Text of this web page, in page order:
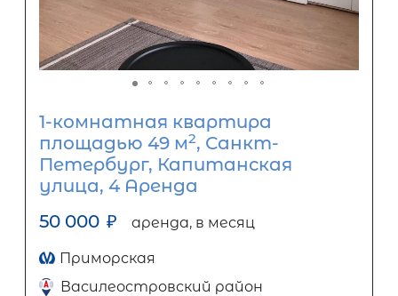
1-комнатная квартира
площадью 49 м2, Санкт-
Петербург, Капитанская
улица, 4 Аренда
50 000 ₽ аренда, в месяц
Приморская
Василеостровский район